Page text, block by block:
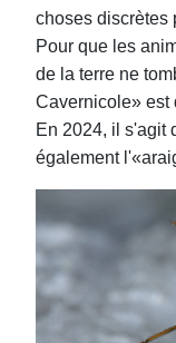
choses discrètes
Pour que les
de la terre ne
Cavernicole» est
En 2024, il s'agit
également